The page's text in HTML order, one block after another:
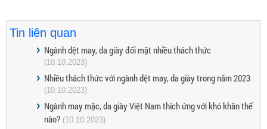
Tin liên quan
Ngành dệt may, da giày đối mặt nhiều thách thức
(10.10.2023)
Nhiều thách thức với ngành dệt may, da giày trong năm 2023
(10.10.2023)
Ngành may mặc, da giày Việt Nam thích ứng với khó khăn thế
nào? (10.10.2023)